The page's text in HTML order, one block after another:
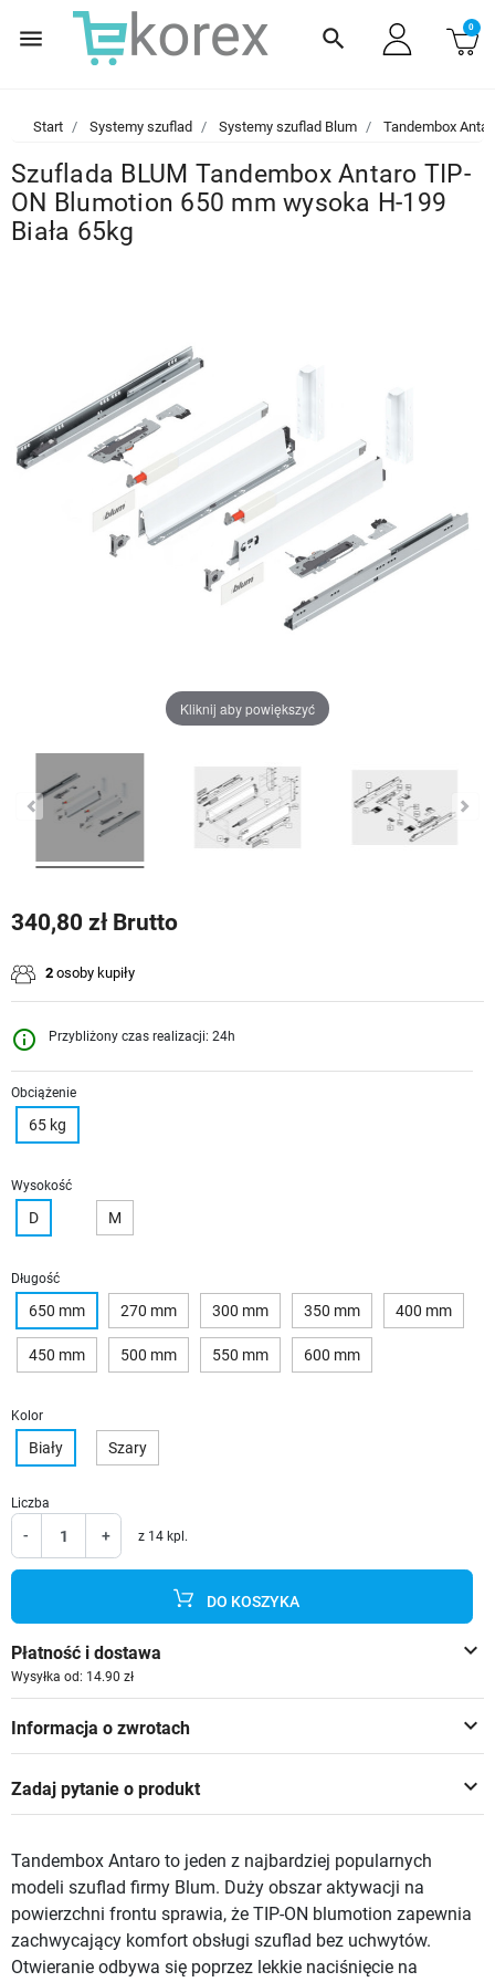
menu search 0
Start Systemy szuflad Systemy szuflad Blum Tandembox
Szuflada BLUM Tandembox Antaro TIP-
ON Blumotion 650 mm wysoka H-199
Biała 65kg
Kliknij aby powiększyć
340,80 zł Brutto
2 osoby kupiły
info_outline Przybliżony czas realizacji: 24h
Obciążenie
65 kg
Wysokość
D M
Długość
650 mm 270 mm 300 mm 350 mm 400 mm
450 mm 500 mm 550 mm 600 mm
Kolor
Biały Szary
Liczba
- + z 14 kpl.
DO KOSZYKA
keyboard_arrow_down
Płatność i dostawa
Wysyłka od: 14.90 zł
keyboard_arrow_down
Informacja o zwrotach
keyboard_arrow_down
Zadaj pytanie o produkt
Tandembox Antaro to jeden z najbardziej popularnych
modeli szuflad firmy Blum. Duży obszar aktywacji na
powierzchni frontu sprawia, że TIP-ON blumotion zapewnia
zachwycający komfort obsługi szuflad bez uchwytów.
Otwieranie odbywa się poprzez lekkie naciśnięcie na